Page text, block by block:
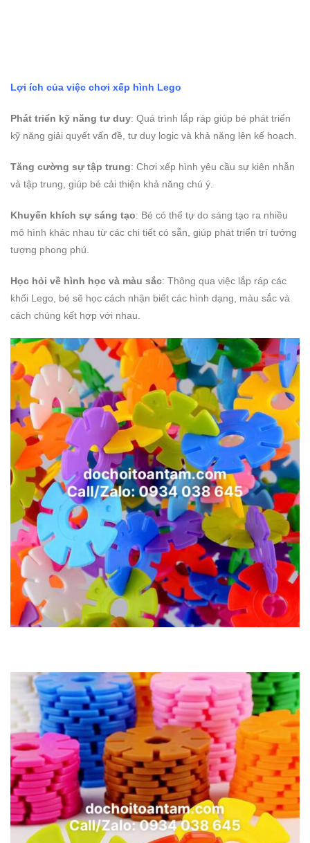
Lợi ích của việc chơi xếp hình Lego
Phát triển kỹ năng tư duy: Quá trình lắp ráp giúp bé phát triển
kỹ năng giải quyết vấn đề, tư duy logic và khả năng lên kế hoạch.
Tăng cường sự tập trung: Chơi xếp hình yêu cầu sự kiên nhẫn
và tập trung, giúp bé cải thiện khả năng chú ý.
Khuyến khích sự sáng tạo: Bé có thể tự do sáng tạo ra nhiều
mô hình khác nhau từ các chi tiết có sẵn, giúp phát triển trí tưởng
tượng phong phú.
Học hỏi về hình học và màu sắc: Thông qua việc lắp ráp các
khối Lego, bé sẽ học cách nhận biết các hình dạng, màu sắc và
cách chúng kết hợp với nhau.